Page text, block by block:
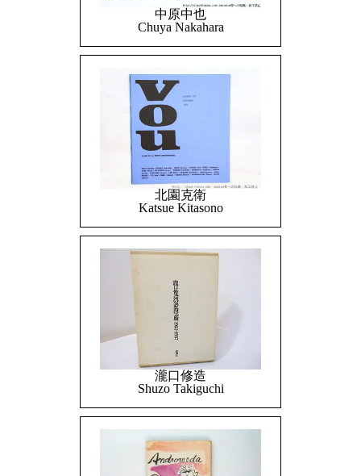
中原中也
Chuya Nakahara
北園克衛
Katsue Kitasono
瀧口修造
Shuzo Takiguchi